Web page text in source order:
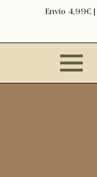
Envío 4,99€ |